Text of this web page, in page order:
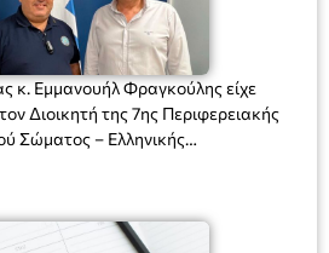
κ. Εμμανουήλ Φραγκούλης είχε
Διοικητή της 7ης Περιφερειακής
Σώματος – Ελληνικής
Αρχιπλοίαρχο Λ.Σ. κ. Ιωάννη